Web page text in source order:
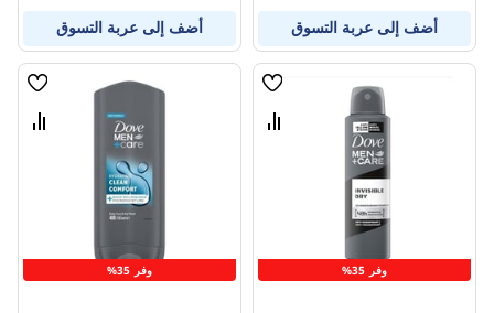
أضف إلى عربة التسوق أضف إلى عربة التسوق
وفر 35%
قائمة
قارن
وفر 35%
قائمة
قارن